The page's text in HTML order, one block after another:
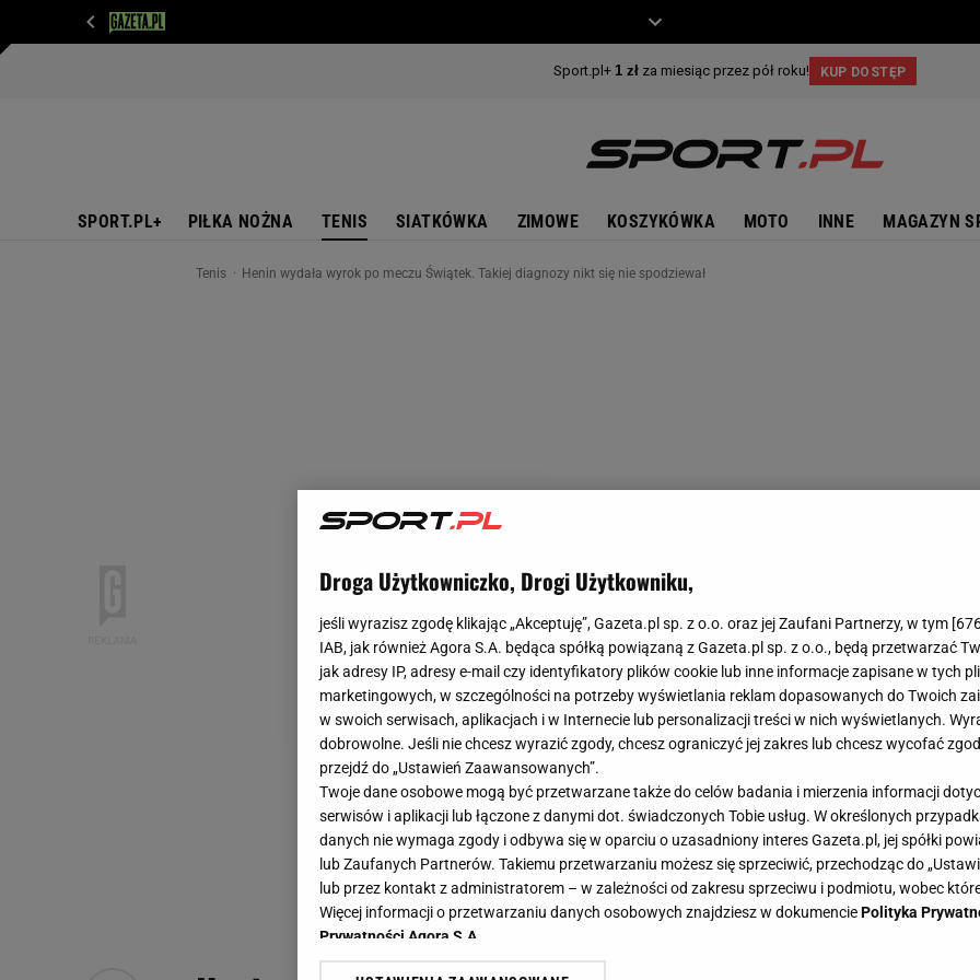
SPORT.PL+ PIŁKA NOŻNA TENIS SIATKÓWKA ZIMOWE KOSZYKÓWKA MOTO INNE MAGAZYN
Tenis Henin wydała wyrok po meczu Świątek. Takiej diagnozy nikt się nie spodziewał
Droga Użytkowniczko, Drogi Użytkowniku,
jeśli wyrazisz zgodę klikając „Akceptuję”, Gazeta.pl sp. z o.o. oraz jej Zaufani Partnerzy, w tym [
IAB, jak również Agora S.A. będąca spółką powiązaną z Gazeta.pl sp. z o.o., będą przetwarzać
jak adresy IP, adresy e-mail czy identyfikatory plików cookie lub inne informacje zapisane w tych
marketingowych, w szczególności na potrzeby wyświetlania reklam dopasowanych do Twoich
w swoich serwisach, aplikacjach i w Internecie lub personalizacji treści w nich wyświetlanych.
dobrowolne. Jeśli nie chcesz wyrazić zgody, chcesz ograniczyć jej zakres lub chcesz wycofać
przejdź do „Ustawień Zaawansowanych”.
Twoje dane osobowe mogą być przetwarzane także do celów badania i mierzenia informacji
serwisów i aplikacji lub łączone z danymi dot. świadczonych Tobie usług. W określonych
danych nie wymaga zgody i odbywa się w oparciu o uzasadniony interes Gazeta.pl, jej spółki
lub Zaufanych Partnerów. Takiemu przetwarzaniu możesz się sprzeciwić, przechodząc do
lub przez kontakt z administratorem – w zależności od zakresu sprzeciwu i podmiotu, wobec
Więcej informacji o przetwarzaniu danych osobowych znajdziesz w dokumenciePolityka
Prywatności Agora S.A.